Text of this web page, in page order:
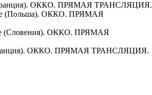
(Франция). ОККО. ПРЯМАЯ ТРАНСЛЯЦИЯ.
(Польша). ОККО. ПРЯМАЯ
(Словения). ОККО. ПРЯМАЯ
(Франция). ОККО. ПРЯМАЯ ТРАНСЛЯЦИЯ.